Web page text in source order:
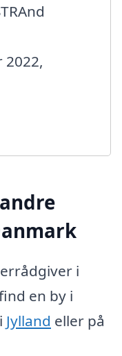
i
en by i
Jylland eller på